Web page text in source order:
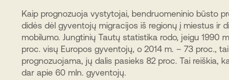
Kaip prognozuoja vystytojai, bendruomeninio būsto
didės dėl gyventojų migracijos iš regionų į miestus ir
mobilumo. Jungtinių Tautų statistika rodo, jeigu 1990
proc. visų Europos gyventojų, o 2014 m. – 73 proc.,
prognozuojama, jų dalis pasieks 82 proc. Tai reiškia,
dar apie 60 mln. gyventojų.